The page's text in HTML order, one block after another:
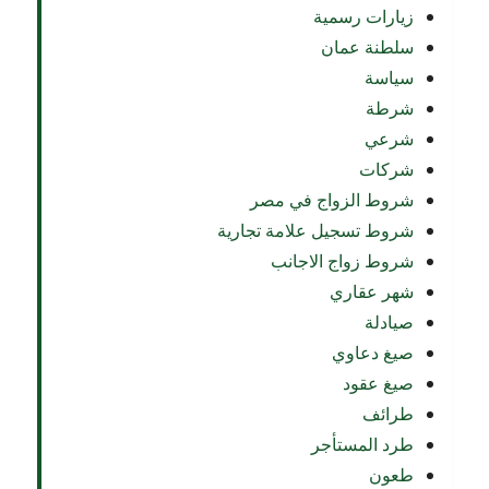
زيارات رسمية
سلطنة عمان
سياسة
شرطة
شرعي
شركات
شروط الزواج في مصر
شروط تسجيل علامة تجارية
شروط زواج الاجانب
شهر عقاري
صيادلة
صيغ دعاوي
صيغ عقود
طرائف
طرد المستأجر
طعون